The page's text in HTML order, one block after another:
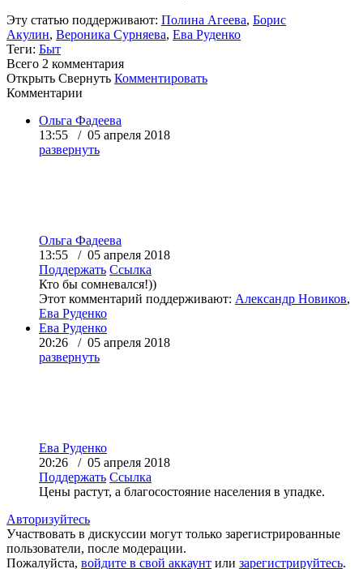
Эту статью поддерживают: Полина Агеева, Борис
Акулин, Вероника Сурняева, Ева Руденко
Теги: Быт
Всего 2 комментария
Открыть Свернуть Комментировать
Комментарии
Ольга Фадеева
13:55 / 05 апреля 2018
развернуть
Ольга Фадеева
13:55 / 05 апреля 2018
Поддержать Ссылка
Кто бы сомневался!))
Этот комментарий поддерживают: Александр Новиков,
Ева Руденко
Ева Руденко
20:26 / 05 апреля 2018
развернуть
Ева Руденко
20:26 / 05 апреля 2018
Поддержать Ссылка
Цены растут, а благосостояние населения в упадке.
Авторизуйтесь
Участвовать в дискуссии могут только зарегистрированные
пользователи, после модерации.
Пожалуйста, войдите в свой аккаунт или зарегистрируйтесь.